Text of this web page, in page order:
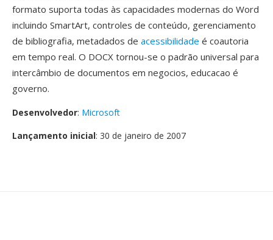
formato suporta todas às capacidades modernas do Word
incluindo SmartArt, controles de conteúdo, gerenciamento
de bibliografia, metadados de acessibilidade é coautoria
em tempo real. O DOCX tornou-se o padrão universal para
intercâmbio de documentos em negocios, educacao é
governo.
Desenvolvedor: Microsoft
Lançamento inicial: 30 de janeiro de 2007